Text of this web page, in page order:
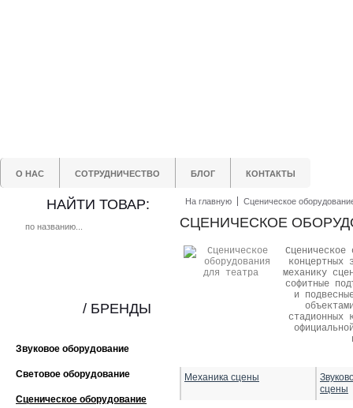
О НАС СОТРУДНИЧЕСТВО БЛОГ КОНТАКТЫ
НАЙТИ ТОВАР:
Звуковое оборудование
Световое оборудование
Сценическое оборудование
/ БРЕНДЫ
На главную Сценическое
СЦЕНИЧЕСКОЕ
концертных
механику
софитные
и
стадионных
Механика сцены
сцены